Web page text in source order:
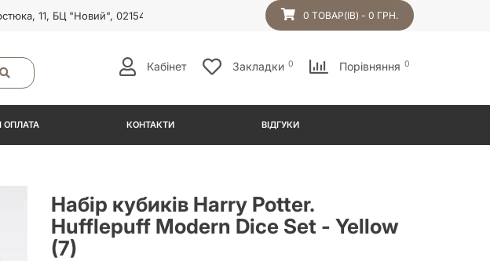
11, БЦ "Новий", 02154 0 ТОВАР(ІВ) - 0 ГРН.
Кабінет Закладки 0 Порівняння 0
ОПЛАТА КОНТАКТИ ВІДГУКИ
Набір кубиків Harry Potter.
Hufflepuff Modern Dice Set - Yellow
(7)